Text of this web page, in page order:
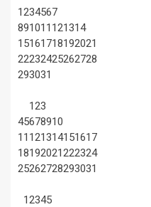
1234567
891011 121314
15161718192021
22232425262728
293031
123
45678910
11 121314151617
18192021222324
25262728293031
12345